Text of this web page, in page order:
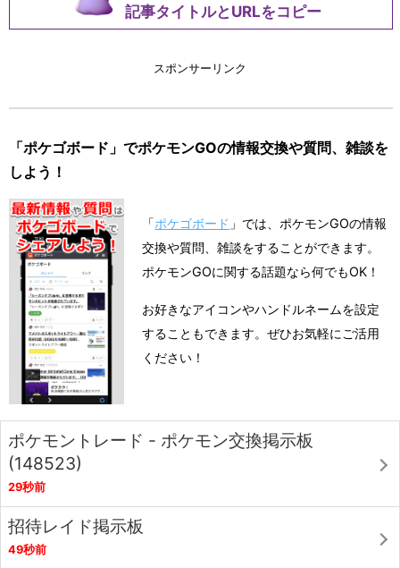
記事タイトルとURLをコピー
スポンサーリンク
「ポケゴボード」でポケモンGOの情報交換や質問、雑談を
しよう！
「ポケゴボード 」では、ポケモンGOの情報
交換や質問、雑談をすることができます。
ポケモンGOに関する話題なら何でもOK！
お好きなアイコンやハンドルネームを設定
することもできます。ぜひお気軽にご活用
ください！
ポケモントレード - ポケモン交換掲示板
(148523)
29秒前
招待レイド掲示板
49秒前